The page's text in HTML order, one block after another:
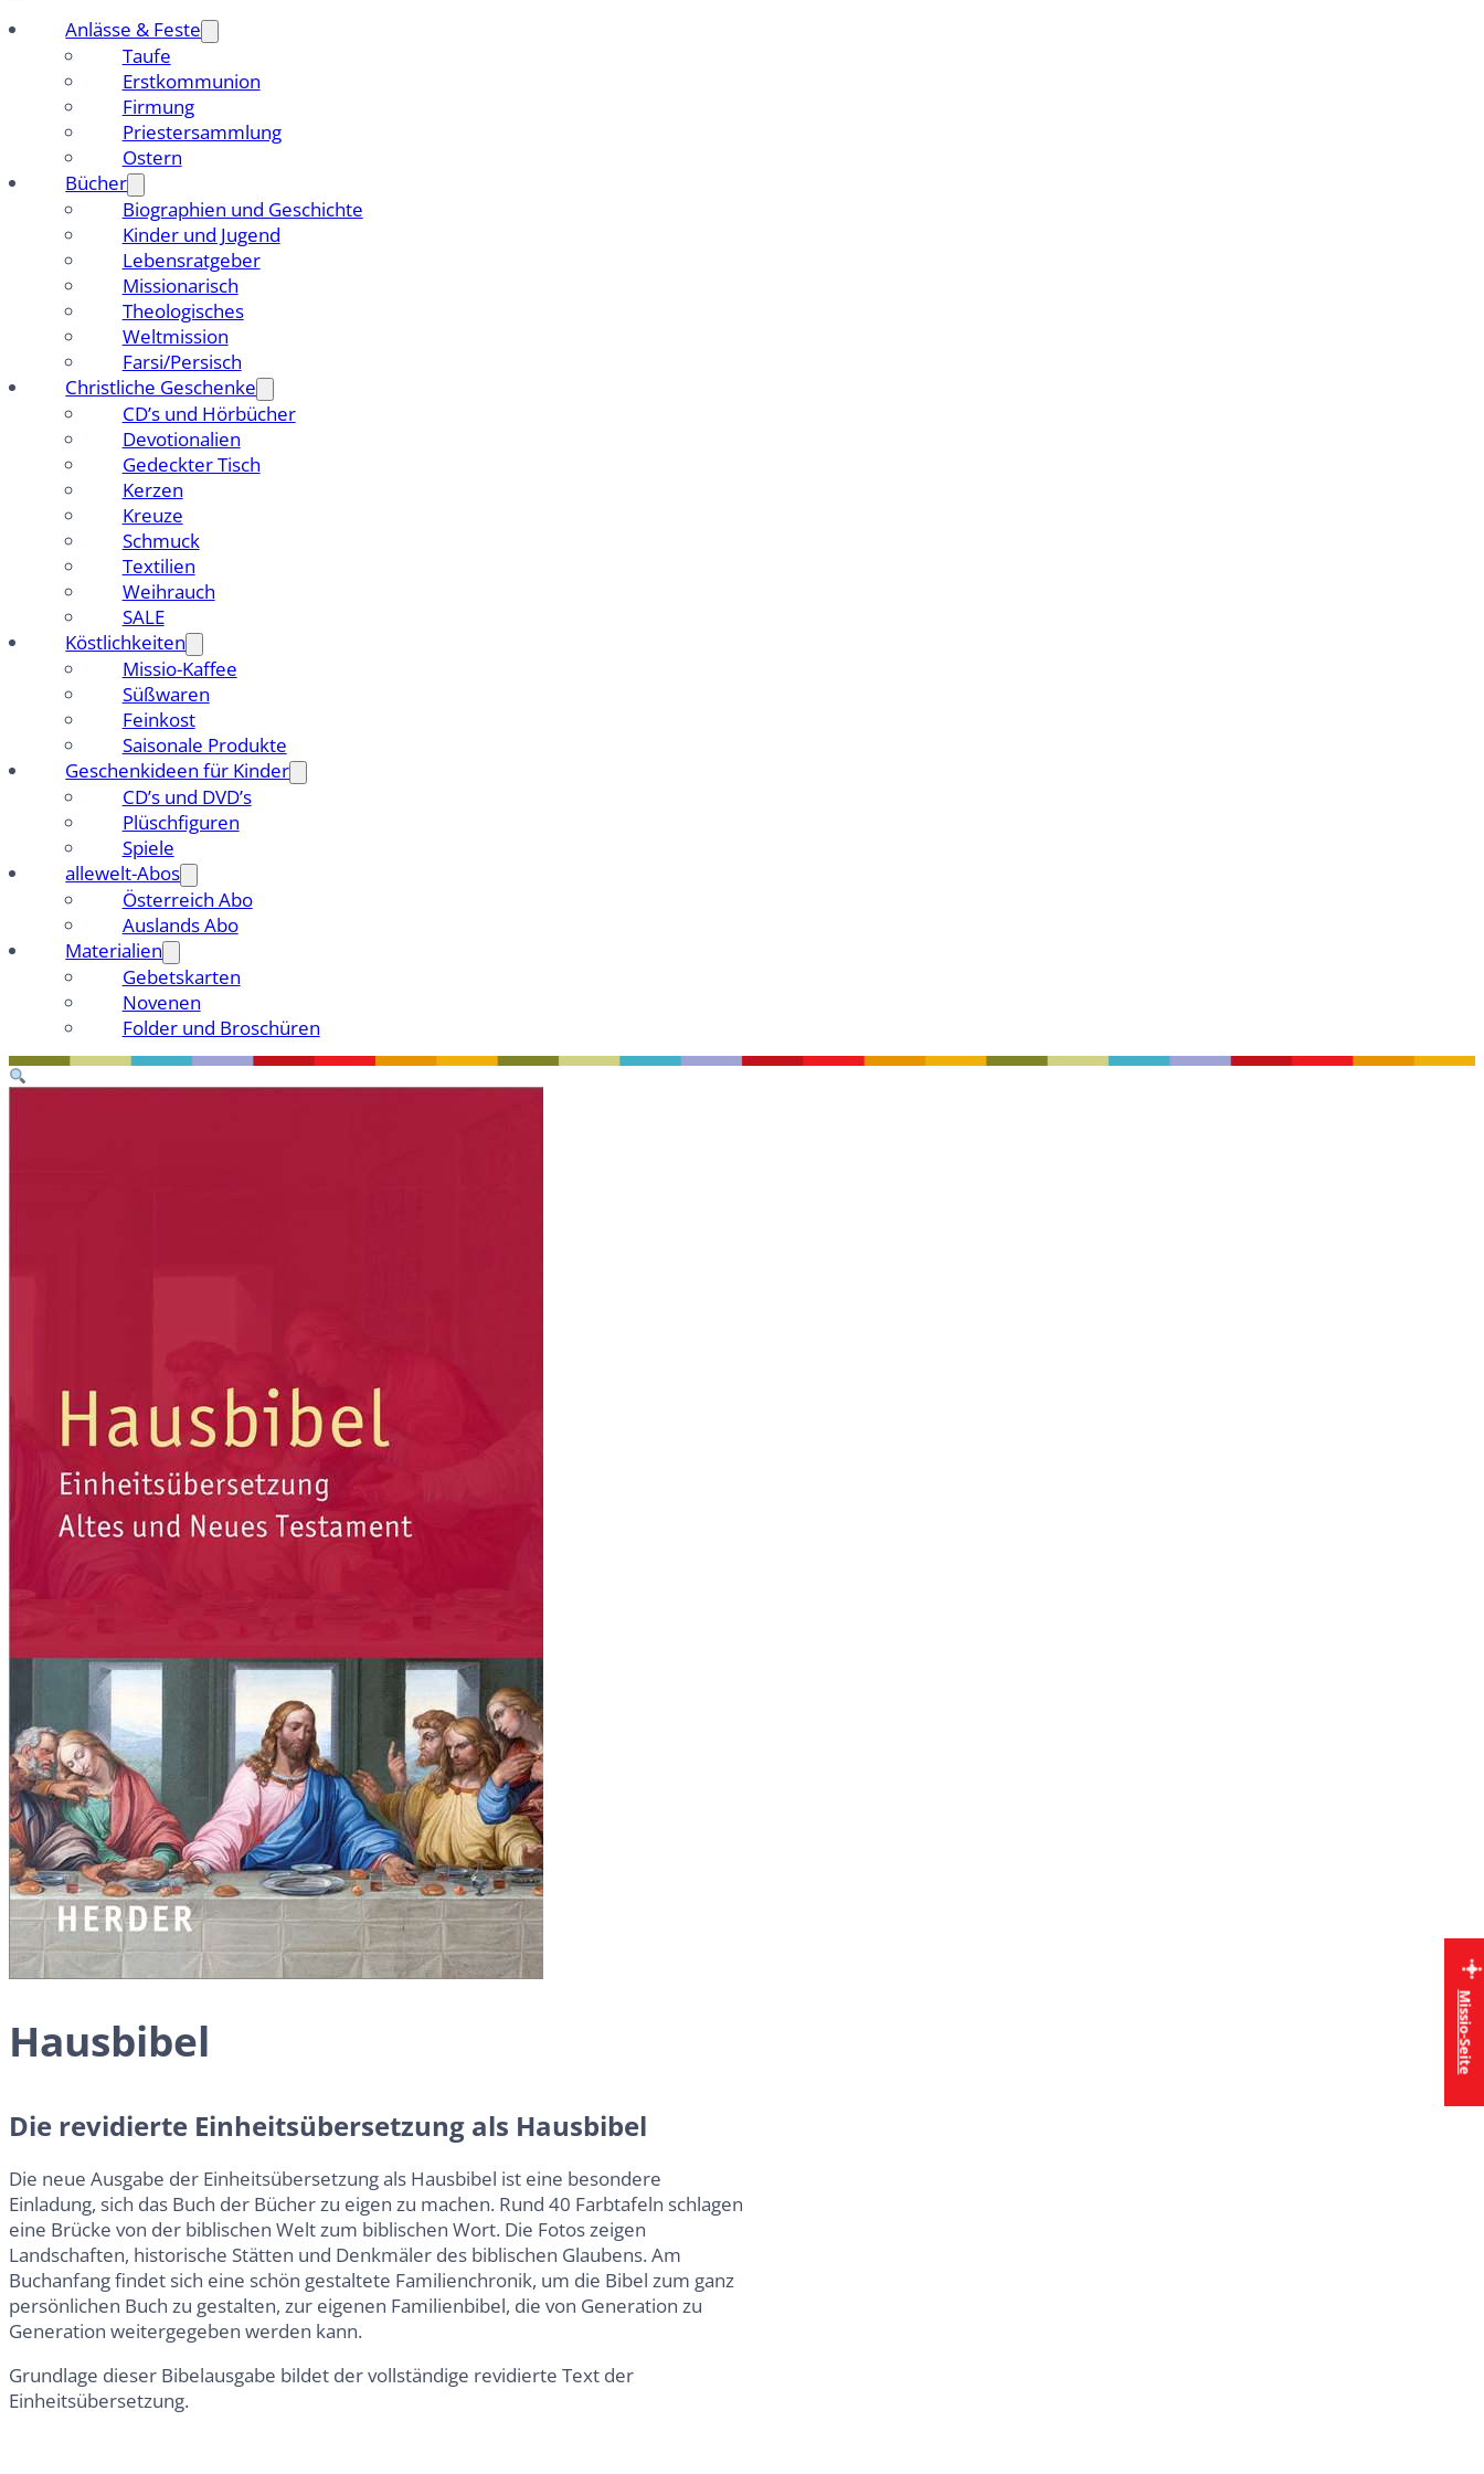
Anlässe & Feste
Taufe
Erstkommunion
Firmung
Priestersammlung
Ostern
Bücher
Biographien und Geschichte
Kinder und Jugend
Lebensratgeber
Missionarisch
Theologisches
Weltmission
Farsi/Persisch
Christliche Geschenke
CD’s und Hörbücher
Devotionalien
Gedeckter Tisch
Kerzen
Kreuze
Schmuck
Textilien
Weihrauch
SALE
Köstlichkeiten
Missio-Kaffee
Süßwaren
Feinkost
Saisonale Produkte
Geschenkideen für Kinder
CD’s und DVD’s
Plüschfiguren
Spiele
allewelt-Abos
Österreich Abo
Auslands Abo
Materialien
Gebetskarten
Novenen
Folder und Broschüren
Hausbibel
Die revidierte Einheitsübersetzung als Hausbibel
Die neue Ausgabe der Einheitsübersetzung als Hausbibel ist eine besondere
Einladung, sich das Buch der Bücher zu eigen zu machen. Rund 40 Farbtafeln schlagen
eine Brücke von der biblischen Welt zum biblischen Wort. Die Fotos zeigen
Landschaften, historische Stätten und Denkmäler des biblischen Glaubens. Am
Buchanfang findet sich eine schön gestaltete Familienchronik, um die Bibel zum ganz
persönlichen Buch zu gestalten, zur eigenen Familienbibel, die von Generation zu
Generation weitergegeben werden kann.
Grundlage dieser Bibelausgabe bildet der vollständige revidierte Text der
Einheitsübersetzung.
Missio-Seite